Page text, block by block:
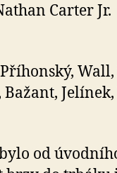
Carter Jr.
od